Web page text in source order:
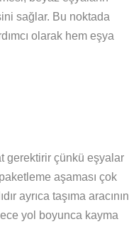
sağlar. Bu noktada
olarak hem eşya
gerektirir çünkü eşyalar
aşaması çok
ayrıca taşıma aracının
yol boyunca kayma